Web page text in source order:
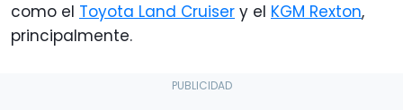
como el Toyota Land Cruiser y el KGM Rexton,
principalmente.